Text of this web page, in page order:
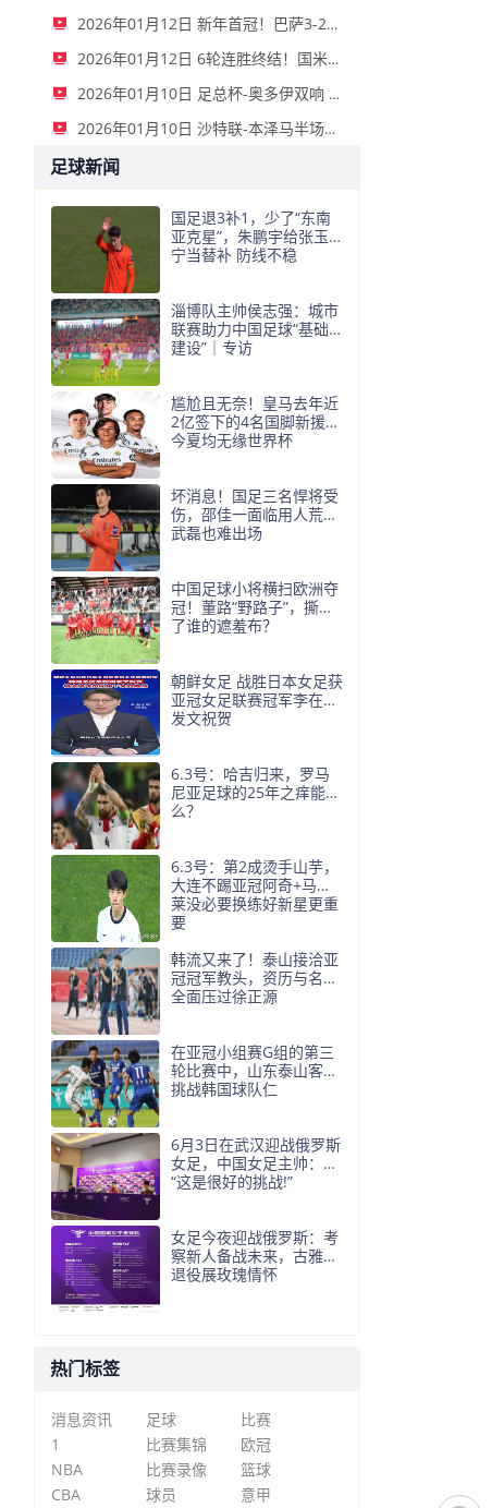
2026年01月12日 新年首冠！巴萨3-2皇马卫冕西超杯 拉菲尼亚双响维尼修斯一条龙
2026年01月12日 6轮连胜终结！国米2-2那不勒斯 麦克托米奈双响恰20点射孔蒂染红
2026年01月10日 足总杯-奥多伊双响 点球大战诺丁汉森林6-7雷克瑟姆
2026年01月10日 沙特联-本泽马半场戴帽 吉达联合4-0拉斯永恒
足球新闻
国足退3补1，少了“东南
亚克星”，朱鹏宇给张玉
宁当替补 防线不稳
淄博队主帅侯志强：城市
联赛助力中国足球“基础
建设”｜专访
尴尬且无奈！皇马去年近
2亿签下的4名国脚新援，
今夏均无缘世界杯
坏消息！国足三名悍将受
伤，邵佳一面临用人荒，
武磊也难出场
中国足球小将横扫欧洲夺
冠！董路“野路子”，撕开
了谁的遮羞布？
朝鲜女足 战胜日本女足获
亚冠女足联赛冠军李在明
发文祝贺
6.3号：哈吉归来，罗马
尼亚足球的25年之痒能解
么？
6.3号：第2成烫手山芋，
大连不踢亚冠阿奇+马莱
莱没必要换练好新星更重
要
韩流又来了！泰山接洽亚
冠冠军教头，资历与名气
全面压过徐正源
在亚冠小组赛G组的第三
轮比赛中，山东泰山客场
挑战韩国球队仁
6月3日在武汉迎战俄罗斯
女足，中国女足主帅：
“这是很好的挑战!”
女足今夜迎战俄罗斯：考
察新人备战未来，古雅沙
退役展玫瑰情怀
热门标签
消息资讯 足球
比赛
1
比赛集锦
欧冠
NBA
比赛录像
篮球
CBA
球员 意甲